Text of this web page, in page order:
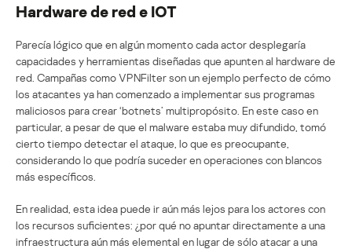
Hardware de red e IOT
Parecía lógico que en algún momento cada actor desplegaría
capacidades y herramientas diseñadas que apunten al hardware de
red. Campañas como VPNFilter son un ejemplo perfecto de cómo
los atacantes ya han comenzado a implementar sus programas
maliciosos para crear ‘botnets’ multipropósito. En este caso en
particular, a pesar de que el malware estaba muy difundido, tomó
cierto tiempo detectar el ataque, lo que es preocupante,
considerando lo que podría suceder en operaciones con blancos
más específicos.
En realidad, esta idea puede ir aún más lejos para los actores con
los recursos suficientes: ¿por qué no apuntar directamente a una
infraestructura aún más elemental en lugar de sólo atacar a una